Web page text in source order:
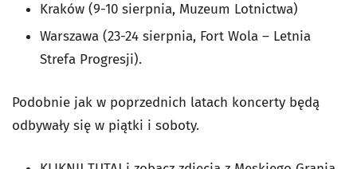
Kraków (9-10 sierpnia, Muzeum Lotnictwa)
Warszawa (23-24 sierpnia, Fort Wola – Letnia
Strefa Progresji).
Podobnie jak w poprzednich latach koncerty będą
odbywały się w piątki i soboty.